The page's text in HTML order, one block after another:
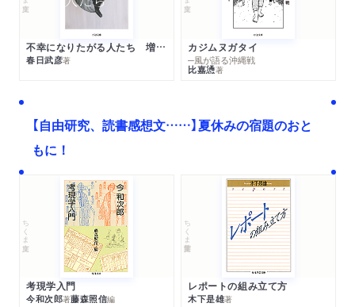
不幸になりたがる人たち 増補新版
春日武彦著
カジムヌガタイ
─風が語る沖縄戦
比嘉慂著
【自由研究、読書感想文……】夏休みの宿題のおと
もに！
ちくま文庫
考現学入門
今和次郎著藤森照信編
ちくま学芸文庫
レポートの組み立て方
木下是雄著